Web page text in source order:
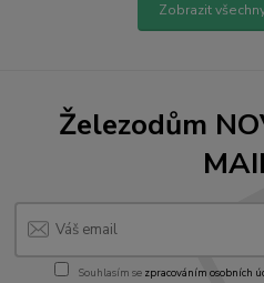
Zobrazit
Železodům
Souhlasím se zpracováním osobních